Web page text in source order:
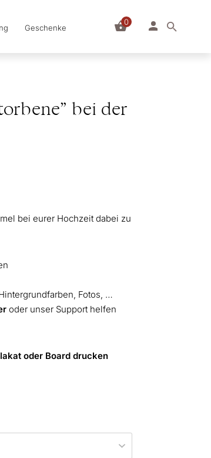
Geschenke
0
bei der
bei eurer Hochzeit dabei zu
Fotos, …
oder unser Support helfen
oder Board drucken